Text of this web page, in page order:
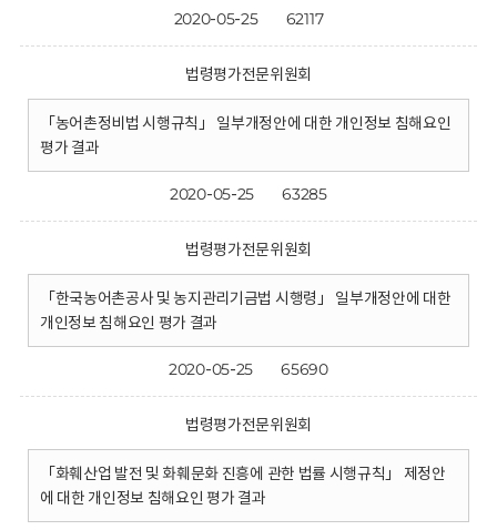
2020-05-25 62117
법령평가전문위원회
「농어촌정비법 시행규칙」 일부개정안에 대한 개인정보 침해요인
평가 결과
2020-05-25 63285
법령평가전문위원회
「한국농어촌공사 및 농지관리기금법 시행령」 일부개정안에 대한
개인정보 침해요인 평가 결과
2020-05-25 65690
법령평가전문위원회
「화훼산업 발전 및 화훼문화 진흥에 관한 법률 시행규칙」 제정안
에 대한 개인정보 침해요인 평가 결과